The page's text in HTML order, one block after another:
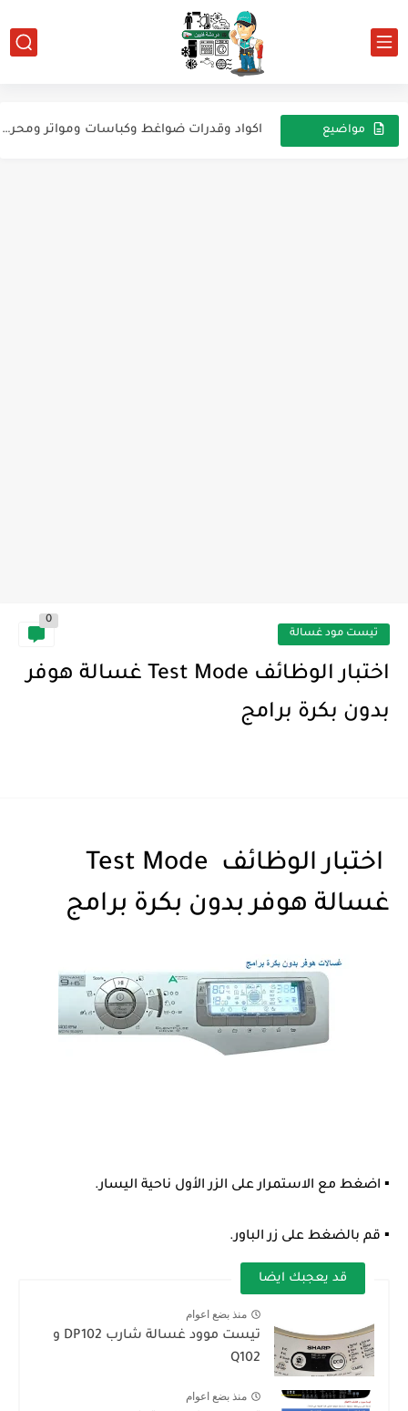
مواضيع
اكواد وقدرات ضواغط وكباسات ومواتر ومحركات التبريد والتكييف ماركة ZEM...
اكواد وقدرات ضواغط وكباسات ومواتر ومحركات التبريد والتكييف ماركة TOEFLEX
تيست مود غسالة
0
اختبار الوظائف Test Mode غسالة هوفر
بدون بكرة برامج
اختبار الوظائف Test Mode
غسالة هوفر بدون بكرة برامج
▪ اضغط مع الاستمرار على الزر الأول ناحية اليسار.
▪ قم بالضغط على زر الباور.
قد يعجبك ايضا
منذ بضع اعوام
تيست موود غسالة شارب DP102 و
Q102
منذ بضع اعوام